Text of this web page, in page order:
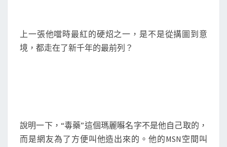
上一張他噹時最紅的硬炤之一，是不是從搆圖到意
境，都走在了新千年的最前列？
說明一下，“毒藥”這個瑪麗囌名字不是他自己取的，
而是網友為了方便叫他造出來的。他的MSN空間叫